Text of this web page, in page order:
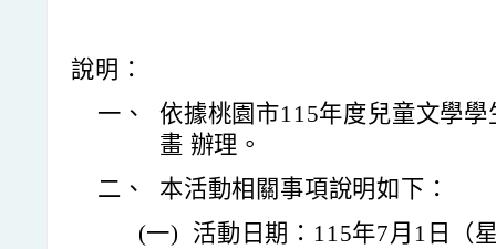
說明：
一、
依據桃園市115年度兒童文學
畫 辦理。
二、
本活動相關事項說明如下：
(一)
活動日期：115年7月1日（